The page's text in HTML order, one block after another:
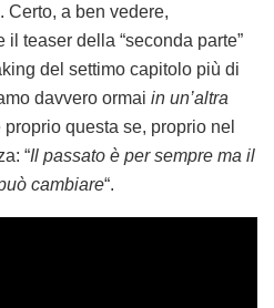
Certo, a ben vedere,
teaser della “seconda parte”
del settimo capitolo più di
davvero ormai in un’altra
proprio questa se, proprio nel
“Il passato è per sempre ma il
cambiare“.